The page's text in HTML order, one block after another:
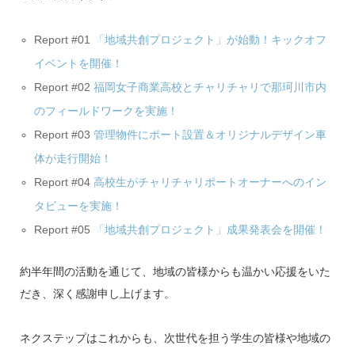
Report #01
「地域共創プロジェクト」が始動！キックオフ
イベントを開催！
Report #02福岡女子商業高校とチャリチャリで那珂川市内
のフィールドワークを実施！
Report #03管理物件にポート設置＆オリジナルデザイン車
体が走行開始！
Report #04高校生がチャリチャリポートオーナーへのイン
タビューを実施！
Report #05
「地域共創プロジェクト」成果発表会を開催！
約半年間の活動を通じて、地域の皆様からも温かい応援をいた
だき、深く感謝申し上げます。
ネクステップはこれからも、次世代を担う学生の皆様や地域の